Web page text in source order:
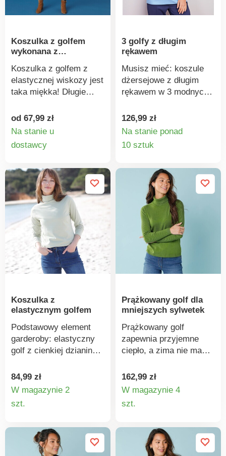
szkodliwych i
wykraczające poza
obowiązujące normy.
Można prać w pralce.
Koszulka z golfem
wykonana z
Koszulka z golfem z
elastycznej wiskozy jest
taka miękka! Długie
Wykonana z elastycznej
i przewiewnej dzianiny.
od 67,99 zł
Na stanie u
dostawcy
3 golfy z długim
rękawem
Musisz mieć: koszule
dżersejowe z długim
rękawem w 3 modnych
noszenia warstwowo i
jako alternatywa dla
swetra na chłodniejsze
dni. Klasyczne golfy,
jedwabiście miękkie, a
jednocześnie łatwe w
pielęgnacji i
zachowujące swój
kształt. Można prać w
temperaturze 30°C.
Świetne podstawowe
elementy garderoby,
które można ze sobą
niebieski. Jedwabiście
miękkie. Zestaw 3 szt.
Amélie di Santi.
126,99 zł
Na stanie ponad
10 sztuk
Koszulka z
elastycznym golfem
Podstawowy element
garderoby: elastyczny
golf z cienkiej dzianiny,
skórę. Elastyczna
bawełna łatwa w
pielęgnacji i noszeniu.
Stójka. Długie rękawy.
według Oeko-Tex (nr CQ
1216/3 IFTH). Znak ten
84,99 zł
W magazynie 2
szt.
Prążkowany golf dla
mniejszych sylwetek
Prążkowany golf
zapewnia przyjemne
ciepło, a zima nie ma
dzianin. Kołnierz z
golfem. Długie rękawy.
Prosty dół. Prążkowany,
cienki splot. Można prać
162,99 zł
W magazynie 4
szt.